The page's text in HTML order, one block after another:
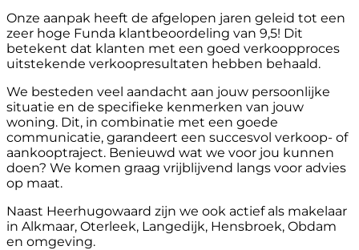
Onze aanpak heeft de afgelopen jaren geleid tot een
zeer hoge Funda klantbeoordeling van 9,5! Dit
betekent dat klanten met een goed verkoopproces
uitstekende verkoopresultaten hebben behaald.
We besteden veel aandacht aan jouw persoonlijke
situatie en de specifieke kenmerken van jouw
woning. Dit, in combinatie met een goede
communicatie, garandeert een succesvol verkoop- of
aankooptraject. Benieuwd wat we voor jou kunnen
doen? We komen graag vrijblijvend langs voor advies
op maat.
Naast Heerhugowaard zijn we ook actief als makelaar
in Alkmaar, Oterleek, Langedijk, Hensbroek, Obdam
en omgeving.